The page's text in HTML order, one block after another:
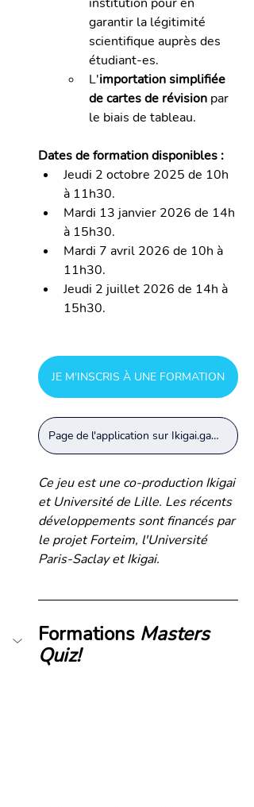
garantir la légitimité
scientifique auprès des
étudiant-es.
L'importation simplifiée
de cartes de révision par
le biais de tableau.
Dates de formation disponibles :
Jeudi 2 octobre 2025 de 10h
à 11h30.
Mardi 13 janvier 2026 de 14h
à 15h30.
Mardi 7 avril 2026 de 10h à
11h30.
Jeudi 2 juillet 2026 de 14h à
15h30.
JE M'INSCRIS À UNE FORMATION
Page de l'application sur Ikigai.games
Ce jeu est une co-production Ikigai
et Université de Lille. Les récents
développements sont financés par
le projet Forteim, l'Université
Paris-Saclay et Ikigai.
Formations Masters
Quiz!